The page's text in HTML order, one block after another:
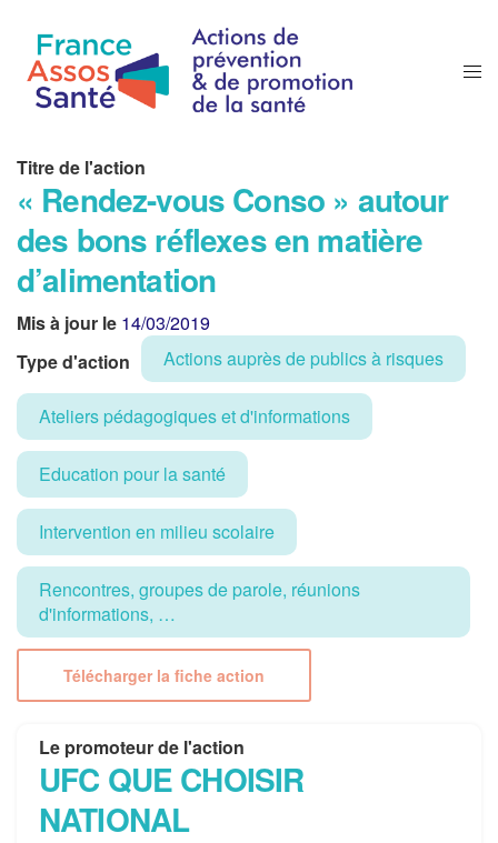
Titre de l'action
« Rendez-vous Conso » autour
des bons réflexes en matière
d’alimentation
Mis à jour le 14/03/2019
Type d'action
Actions auprès de publics à risques
Ateliers pédagogiques et d'informations
Education pour la santé
Intervention en milieu scolaire
Rencontres, groupes de parole, réunions
d'informations, …
Télécharger la fiche action
Le promoteur de l'action
UFC QUE CHOISIR
NATIONAL